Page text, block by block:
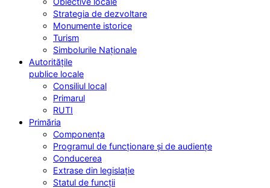
Strategia de dezvoltare
Monumente istorice
Turism
Simbolurile Naționale
Autoritățile
publice locale
Consiliul local
Primarul
RUTI
Primăria
Componența
Programul de funcționare și de audiențe
Conducerea
Extrase din legislație
Statul de funcții